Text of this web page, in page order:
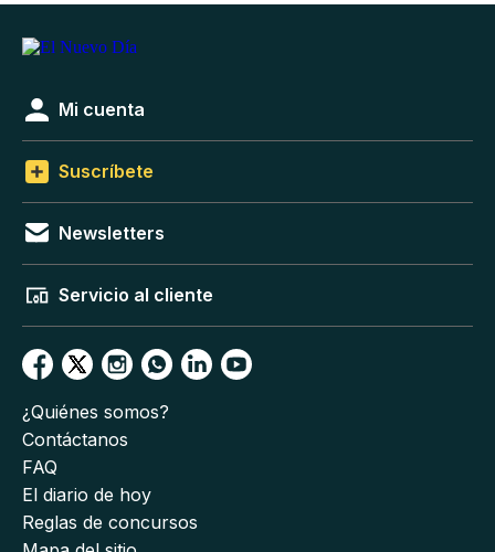
Mi cuenta
Suscríbete
Newsletters
Servicio al cliente
¿Quiénes somos?
Contáctanos
FAQ
El diario de hoy
Reglas de concursos